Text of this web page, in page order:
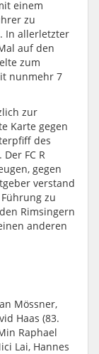
einem
zu
In allerletzter
auf den
zum
nunmehr 7
zur
Karte gegen
des
FC R
gegen
verstand
zu
Rimsingern
anderen
Mössner,
Haas (83.
Raphael
Lai, Hannes